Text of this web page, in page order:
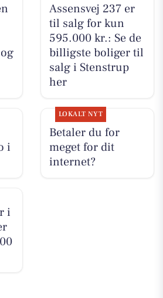
Assensvej 237 er
til salg for kun
595.000 kr.: Se de
billigste boliger til
salg i Stenstrup
her
i
LOKALT NYT
Betaler du for
meget for dit
internet?
i